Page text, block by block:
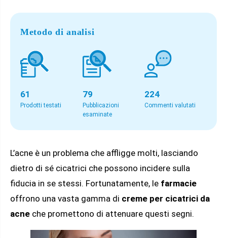
Metodo di analisi
61
Prodotti testati
79
Pubblicazioni
esaminate
224
Commenti valutati
L’acne è un problema che affligge molti, lasciando
dietro di sé cicatrici che possono incidere sulla
fiducia in se stessi. Fortunatamente, le farmacie
offrono una vasta gamma di creme per cicatrici da
acne che promettono di attenuare questi segni.